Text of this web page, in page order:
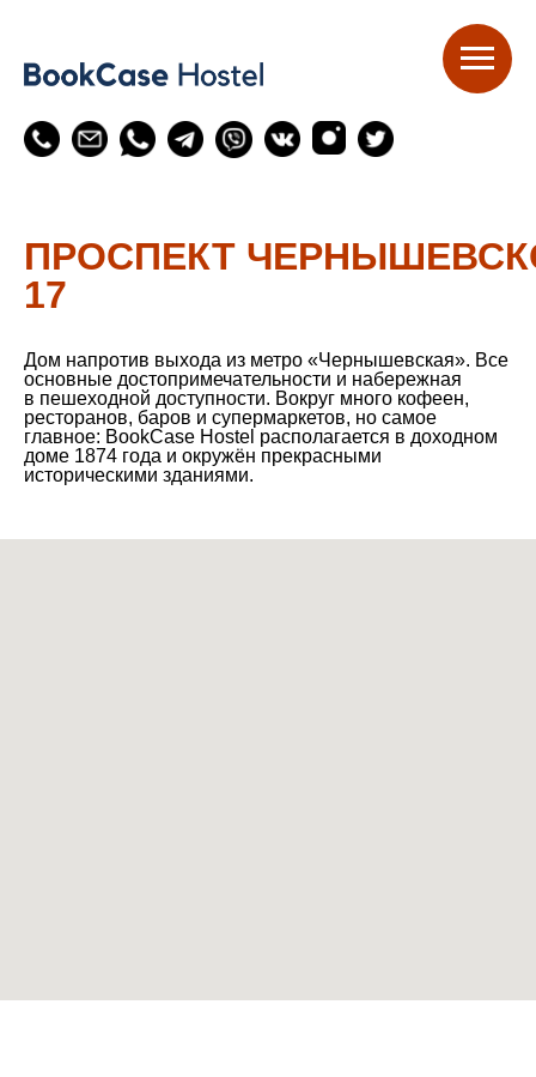
ПРОСПЕКТ
17
Дом напротив выхода из метро «Чернышевская». Все
основные достопримечательности и набережная
в пешеходной доступности. Вокруг много кофеен,
ресторанов, баров и супермаркетов, но самое
главное: BookCase Hostel располагается в доходном
доме 1874 года и окружён прекрасными
историческими зданиями.